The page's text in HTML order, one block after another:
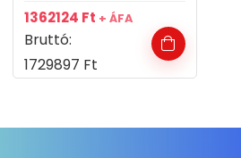
1362124 Ft + ÁFA
Bruttó:
1729897 Ft